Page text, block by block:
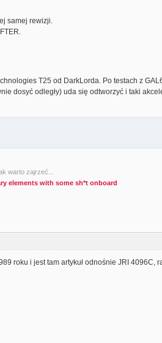
samej rewizji.
T25 od DarkLorda. Po testach z
dosyć odległy) uda się odtworzyć i taki
warto zajrzeć...
elements with some sh*t onboard
roku i jest tam artykuł odnośnie JRI